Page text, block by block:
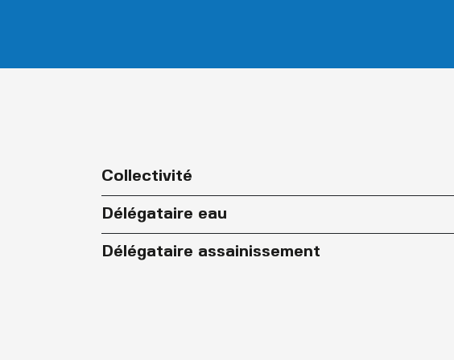
Collectivité
Délégataire eau
Délégataire assainissement